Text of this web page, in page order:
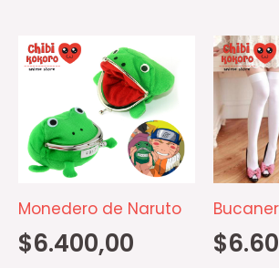
Monedero de Naruto
$6.400,00 $